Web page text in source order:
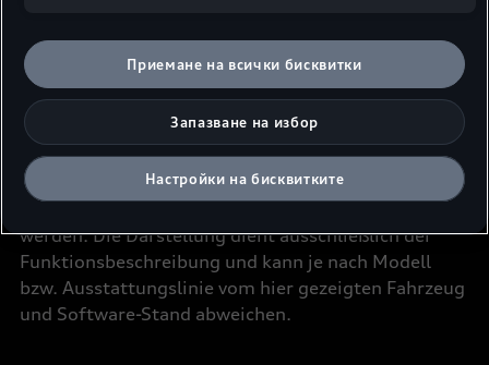
Laden
undefined: undefined
undefined: undefined
Die hier gezeigten Funktionen und
Ausstattungsmerkmale können modellabhängig als
werden. Die Darstellung dient ausschließlich der
Funktionsbeschreibung und kann je nach Modell
bzw. Ausstattungslinie vom hier gezeigten Fahrzeug
und Software-Stand abweichen.
Приемане на всички бисквитки
Запазване на избор
Настройки на бисквитките